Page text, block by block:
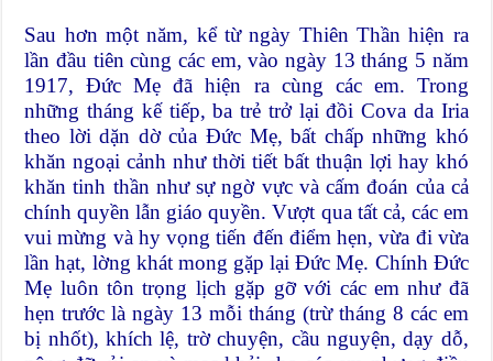
Sau hơn một năm, kể từ ngày Thiên Thần hiện ra
lần đầu tiên cùng các em, vào ngày 13 tháng 5 năm
1917, Ðức Mẹ đã hiện ra cùng các em. Trong
những tháng kế tiếp, ba trẻ trở lại đồi Cova da Iria
theo lời dặn dờ của Đức Mẹ, bất chấp những khó
khăn ngoại cảnh như thời tiết bất thuận lợi hay khó
khăn tinh thần như sự ngờ vực và cấm đoán của cả
chính quyền lẫn giáo quyền. Vượt qua tất cả, các em
vui mừng và hy vọng tiến đến điểm hẹn, vừa đi vừa
lần hạt, lờng khát mong gặp lại Đức Mẹ. Chính Đức
Mẹ luôn tôn trọng lịch gặp gỡ với các em như đã
hẹn trước là ngày 13 mỗi tháng (trừ tháng 8 các em
bị nhốt), khích lệ, trờ chuyện, cầu nguyện, dạy dỗ,